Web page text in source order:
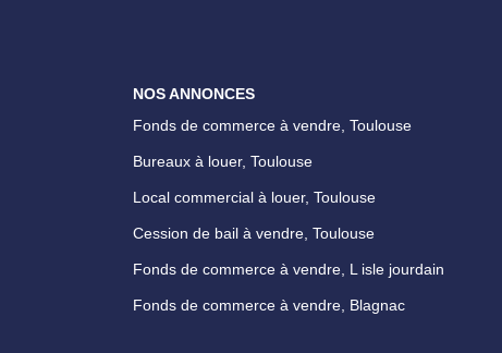
NOS ANNONCES
Fonds de commerce à vendre, Toulouse
Bureaux à louer, Toulouse
Local commercial à louer, Toulouse
Cession de bail à vendre, Toulouse
Fonds de commerce à vendre, L isle jourdain
Fonds de commerce à vendre, Blagnac